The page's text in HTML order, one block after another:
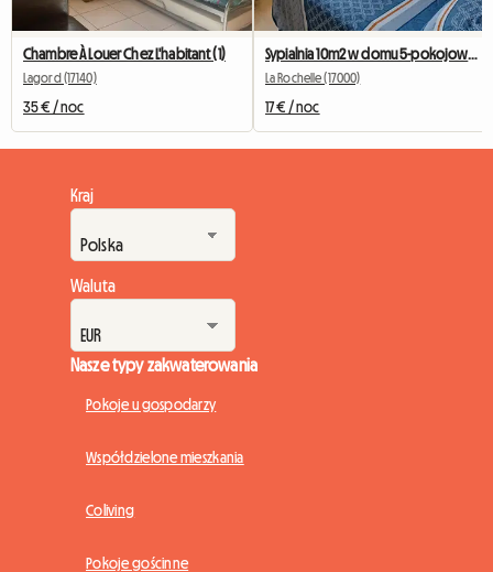
Chambre À Louer Chez L'habitant (1)
Lagord (17140)
35 € / noc
La Rochelle (17000)
17 € / noc
Kraj
Waluta
Nasze typy zakwaterowania
Pokoje u gospodarzy
Współdzielone mieszkania
Coliving
Pokoje gościnne